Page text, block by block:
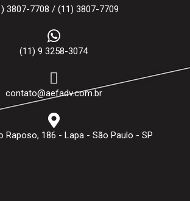
3807-7708 / (11) 3807-7709
(11) 9 3258-3074
contato@aefadv.com.br
Raposo, 186 - Lapa - São Paulo - SP